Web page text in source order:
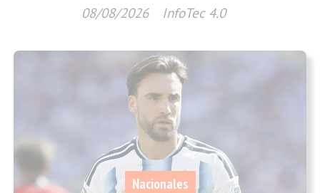
InfoTec 4.0
08/08/2026
Nacionales